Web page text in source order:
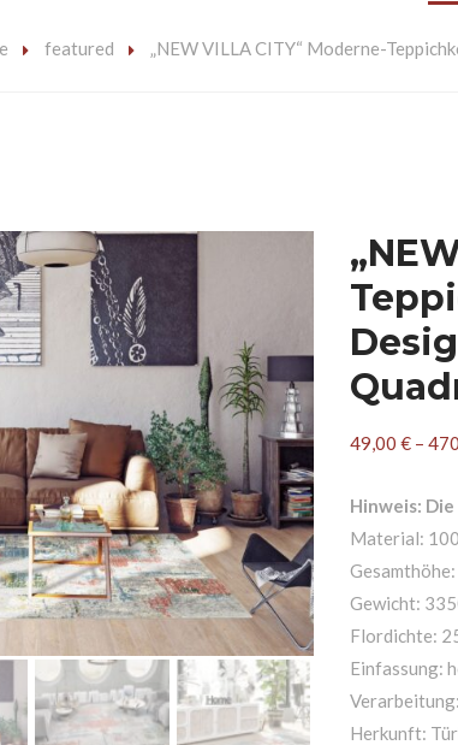
featured „NEW VILLA CITY“ Moderne-
49,00 € –
Hinweis:
Material:
Gesamthöhe:
Gewicht:
Flordichte:
Einfassung:
Herkunft: